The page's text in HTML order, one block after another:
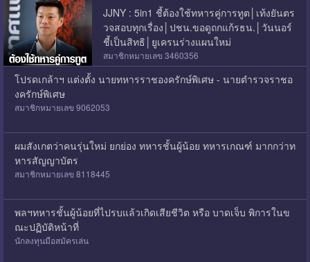
JJNY : 5in1 ชี้ต้องใช้ทหารคู่การทูต│เท้งยันตร
วจสอบทุกเรื่อง│ปชน.ขอดูถกแก้รธน.│วันนอร์
ชี้เป็นสิทธิ│ยูเครนร่างแผนใหม่
สมาชิกหมายเลข 3460356
โปรดเกล้าฯ แต่งตั้ง นายทหารราชองครักษ์พิเศษ - นายตำรวจราชอ
งครักษ์พิเศษ
สมาชิกหมายเลข 9062053
ผมสังเกตว่าคนรุ่นใหม่ ยกย่อง ทหารชั้นผู้น้อย ทหารเกณฑ์ มากกว่าท
หารสัญญาบัตร
สมาชิกหมายเลข 8118445
พลฯทหารชั้นผู้น้อยที่ไปรบแล้วเกิดเสียชีวิต หรือ บาดเจ็บ พิการในข
ณะปฏิบัติหน้าที่
นักลงทุนมือสมัครเล่น